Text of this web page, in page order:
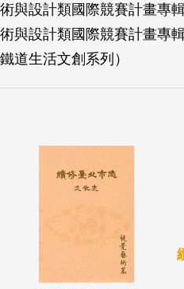
與設計類國際競賽計畫專
與設計類國際競賽計畫專
道生活文創系列）